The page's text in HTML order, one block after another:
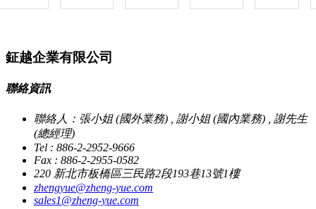
鉦越企業有限公司
聯絡資訊
聯絡人：張小姐 (國外業務) , 謝小姐 (國內業務) , 謝先生
(總經理)
Tel : 886-2-2952-9666
Fax : 886-2-2955-0582
220 新北市板橋區三民路2段193巷13號1樓
zhengyue@zheng-yue.com
sales1@zheng-yue.com